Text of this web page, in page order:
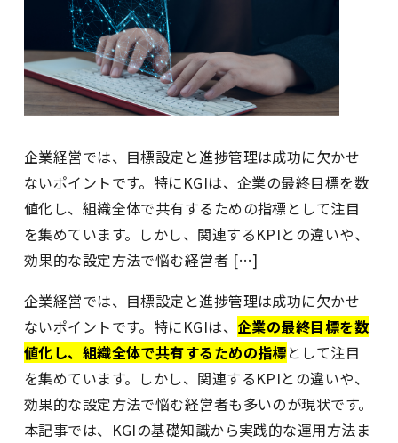
企業経営では、目標設定と進捗管理は成功に欠かせ
ないポイントです。特にKGIは、企業の最終目標を数
値化し、組織全体で共有するための指標として注目
を集めています。しかし、関連するKPIとの違いや、
効果的な設定方法で悩む経営者 […]
企業経営では、目標設定と進捗管理は成功に欠かせ
ないポイントです。特にKGIは、企業の最終目標を数
値化し、組織全体で共有するための指標として注目
を集めています。しかし、関連するKPIとの違いや、
効果的な設定方法で悩む経営者も多いのが現状です。
本記事では、KGIの基礎知識から実践的な運用方法ま